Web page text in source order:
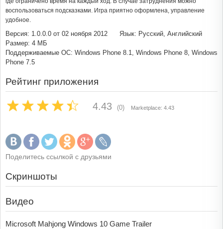
воспользоваться подсказками. Игра приятно оформлена, управление
удобное.
Версия: 1.0.0.0 от 02 ноября 2012
Язык: Русский, Английский
Размер: 4 МБ
Поддерживаемые ОС: Windows Phone 8.1, Windows Phone 8, Windows
Phone 7.5
Рейтинг приложения
4.43 (0) Marketplace: 4.43
Поделитесь ссылкой с друзьями
Скриншоты
Видео
Microsoft Mahjong Windows 10 Game Trailer